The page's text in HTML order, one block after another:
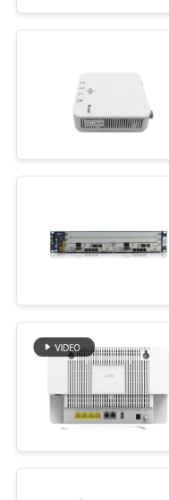
MAPA
POLICY
onu do
XPON
ZTE